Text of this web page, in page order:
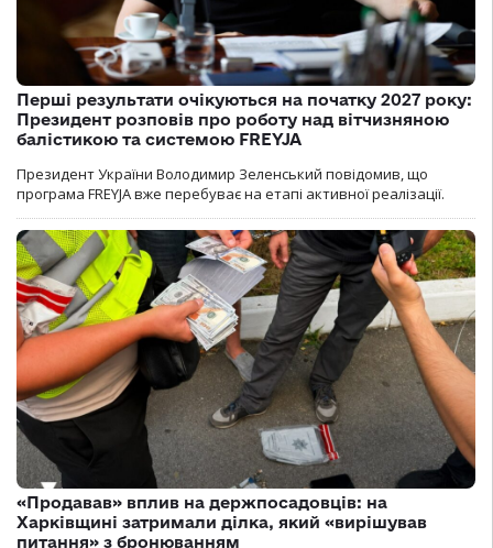
Перші результати очікуються на початку 2027 року:
Президент розповів про роботу над вітчизняною
балістикою та системою FREYJA
Президент України Володимир Зеленський повідомив, що
програма FREYJA вже перебуває на етапі активної реалізації.
«Продавав» вплив на держпосадовців: на
Харківщині затримали ділка, який «вирішував
питання» з бронюванням